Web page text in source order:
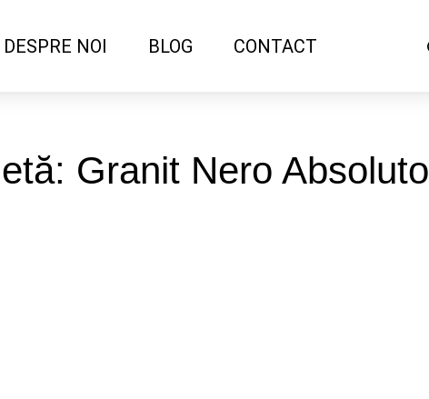
DESPRE NOI BLOG CONTACT
Granit Nero Absoluto